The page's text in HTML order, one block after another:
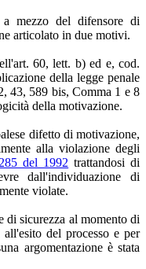
a mezzo del difensore di
articolato in due motivi.
60, lett. b) ed e, cod.
della legge penale
43, 589 bis, Comma 1 e 8
della motivazione.
difetto di motivazione,
alla violazione degli
del 1992 trattandosi di
dall'individuazione di
violate.
di sicurezza al momento di
del processo e per
argomentazione è stata